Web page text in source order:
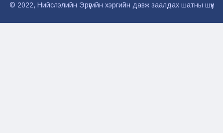
© 2022, Нийслэлийн Эрүүгийн хэргийн давж заалдах шатны шүүх